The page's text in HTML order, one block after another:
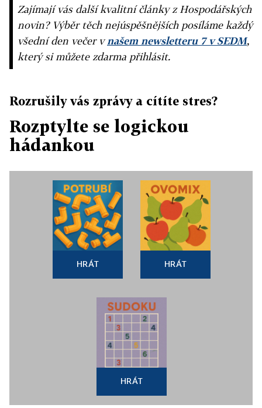
Zajímají vás další kvalitní články z Hospodářských
novin? Výběr těch nejúspěšnějších posíláme každý
všední den večer vnašem newsletteru 7 v SEDM,
který si můžete zdarma přihlásit.
Rozrušily vás zprávy a cítíte stres?
Rozptylte se logickou
hádankou
HRÁT HRÁT
HRÁT